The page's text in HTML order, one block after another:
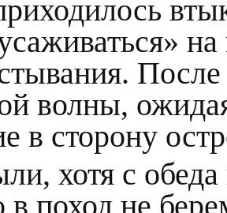
После
волны,
в сторону
хотя с
в поход не